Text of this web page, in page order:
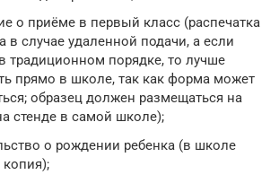
о приёме в первый класс (распечатка
в случае удаленной подачи, а если
традиционном порядке, то лучше
прямо в школе, так как форма может
образец должен размещаться на
стенде в самой школе);
о рождении ребенка (в школе
копия);